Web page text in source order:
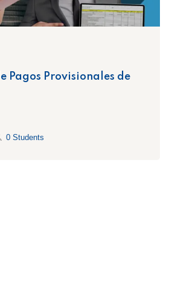
Pagos Provisionales de
0 Students